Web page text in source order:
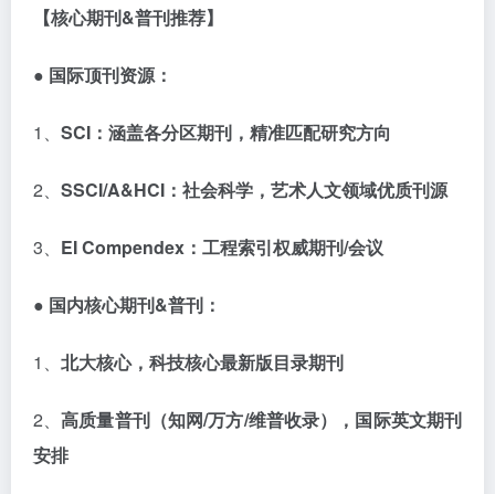
【核心期刊&普刊推荐】
● 国际顶刊资源：
1、 SCI ：涵盖各分区期刊，精准匹配研究方向
2、 SSCI/A&HCI ：社会科学，艺术人文领域优质刊源
3、 EI Compendex ：工程索引权威期刊/会议
● 国内核心期刊&普刊：
1、 北大核心，科技核心最新版目录期刊
2、高质量普刊（知网/万方/维普收录），国际英文期刊
安排